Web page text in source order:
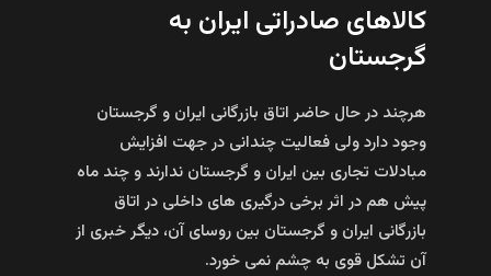
کالاهای صادراتی ایران به
گرجستان
هرچند در حال حاضر اتاق بازرگانی ایران و گرجستان
وجود دارد ولی فعالیت چندانی در جهت افزایش
مبادلات تجاری بین ایران و گرجستان ندارند و چند ماه
پیش هم در اثر برخی درگیری های داخلی در اتاق
بازرگانی ایران و گرجستان بین روسای آن، دیگر خبری از
آن تشکل قوی به چشم نمی خورد.